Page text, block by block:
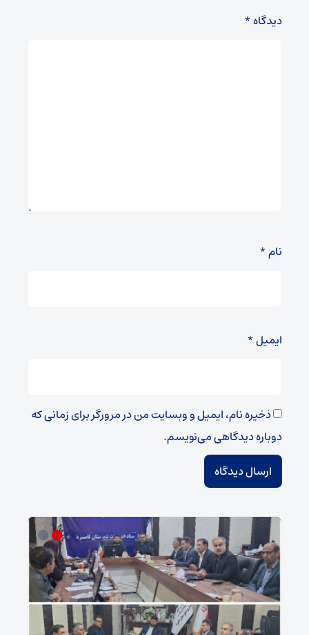
دیدگاه*
نام*
ایمیل*
ذخیره نام، ایمیل و وبسایت من در مرورگر برای زمانی که
دوباره دیدگاهی می‌نویسم.